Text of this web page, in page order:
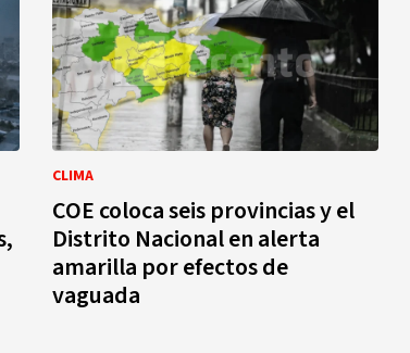
CLIMA
COE coloca seis provincias y el
Distrito Nacional en alerta
amarilla por efectos de
vaguada